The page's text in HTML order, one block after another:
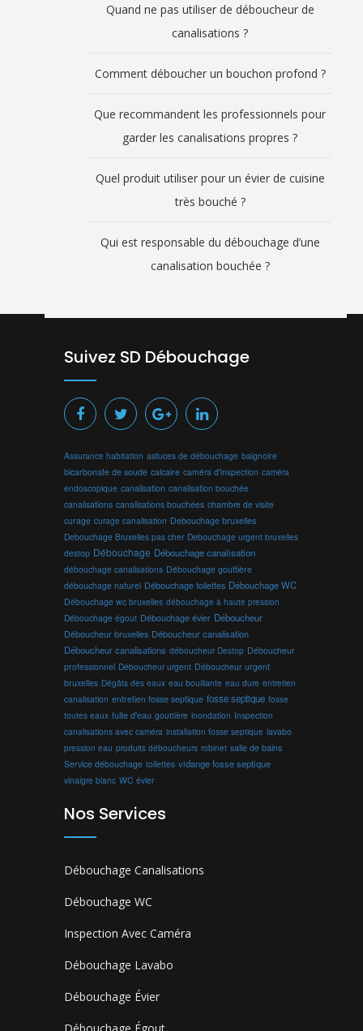
Quand ne pas utiliser de déboucheur de
canalisations ?
Comment déboucher un bouchon profond ?
Que recommandent les professionnels pour
garder les canalisations propres ?
Quel produit utiliser pour un évier de cuisine
très bouché ?
Qui est responsable du débouchage d’une
canalisation bouchée ?
Suivez SD Débouchage
Assurance habitation astuces de débouchage baignoire
bicarbonate de soude calcaire caméra d'inspection caméra
endoscopique canalisation canalisation bouchée
canalisations canalisations bouchées chambre de visite
curage curage canalisation Debouchage bruxelles
Debouchage Bruxelles pas cher Debouchage urgent bruxelles
destop Débouchage Débouchage canalisation
débouchage canalisations Débouchage gouttière
débouchage naturel Débouchage toilettes Débouchage WC
Débouchage wc bruxelles débouchage à haute pression
Débouchage égout Débouchage évier Déboucheur
Déboucheur bruxelles Déboucheur canalisation
Déboucheur canalisations déboucheur Destop Déboucheur
professionnel Déboucheur urgent Déboucheur urgent
bruxelles Dégâts des eaux eau bouillante eau dure entretien
canalisation entretien fosse septique fosse septique fosse
toutes eaux fuite d'eau gouttière inondation Inspection
canalisations avec caméra installation fosse septique lavabo
pression eau produits déboucheurs robinet salle de bains
Service débouchage toilettes vidange fosse septique
vinaigre blanc WC évier
Nos Services
Débouchage Canalisations
Débouchage WC
Inspection Avec Caméra
Débouchage Lavabo
Débouchage Évier